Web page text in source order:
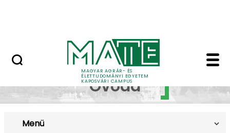
MAGYAR AGRÁR- ÉS
ÉLETTUDOMÁNYI EGYETEM
KAPOSVÁRI CAMPUS
Gyakorló Óvoda -
Gyakorló
Óvoda
Menü